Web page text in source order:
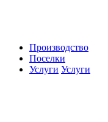
Производство
Поселки
Услуги Услуги